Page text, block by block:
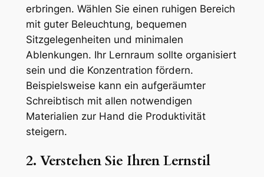
erbringen. Wählen Sie einen ruhigen Bereich
mit guter Beleuchtung, bequemen
Sitzgelegenheiten und minimalen
Ablenkungen. Ihr Lernraum sollte organisiert
sein und die Konzentration fördern.
Beispielsweise kann ein aufgeräumter
Schreibtisch mit allen notwendigen
Materialien zur Hand die Produktivität
steigern.
2. Verstehen Sie Ihren Lernstil